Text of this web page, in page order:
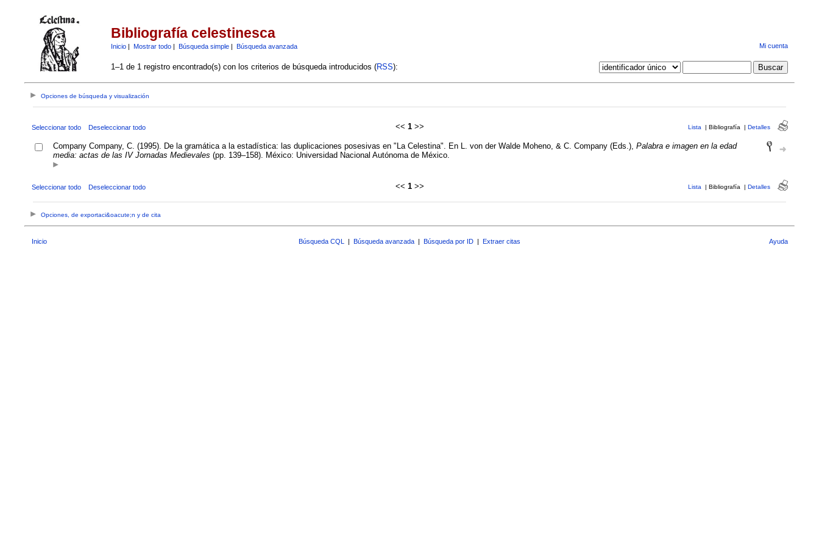
Bibliografía celestinesca
Inicio| Mostrar todo| Búsqueda simple| Búsqueda avanzada Mi cuenta
1–1 de 1 registro encontrado(s) con los criterios de búsqueda introducidos (RSS):
Opciones de búsqueda y visualización
Seleccionar todo Deseleccionar todo << 1>> Lista | Bibliografía | Detalles
Company Company, C. (1995). De la gramática a la estadística: las duplicaciones posesivas en "La Celestina". En L. von der Walde Moheno, & C. Company (Eds.), Palabra e imagen en la edad
media: actas de las IV Jornadas Medievales (pp. 139–158). México: Universidad Nacional Autónoma de México.
Seleccionar todo Deseleccionar todo << 1>> Lista | Bibliografía | Detalles
Opciones, de exportaci&oacute;n y de cita
Inicio Búsqueda CQL | Búsqueda avanzada | Búsqueda por ID | Extraer citas Ayuda